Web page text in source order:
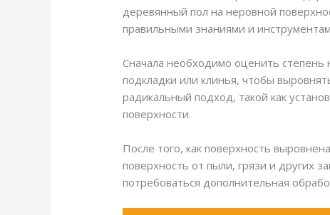
деревянный пол на неровной
правильными знаниями и
Сначала необходимо оценить степень
подкладки или клинья, чтобы
радикальный подход, такой как
поверхности.
После того, как поверхность
поверхность от пыли, грязи и других
потребоваться дополнительная